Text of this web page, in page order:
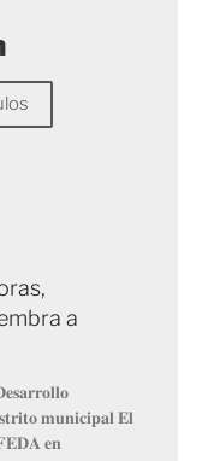
a
𝐦𝐮𝐧𝐢𝐜𝐢𝐩𝐚𝐥 𝐄𝐥
𝐅𝐄𝐃𝐀 𝐞𝐧